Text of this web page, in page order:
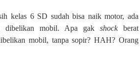
kelas 6 SD sudah bisa naik motor, ada
dibelikan mobil. Apa gak shockberat
mobil, tanpa sopir? HAH? Orang